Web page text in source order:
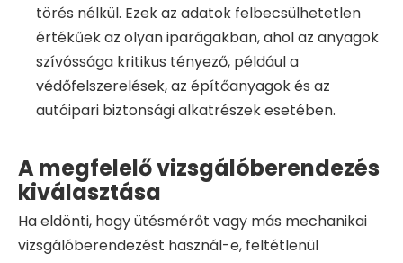
törés nélkül. Ezek az adatok felbecsülhetetlen
értékűek az olyan iparágakban, ahol az anyagok
szívóssága kritikus tényező, például a
védőfelszerelések, az építőanyagok és az
autóipari biztonsági alkatrészek esetében.
A megfelelő vizsgálóberendezés
kiválasztása
Ha eldönti, hogy ütésmérőt vagy más mechanikai
vizsgálóberendezést használ-e, feltétlenül